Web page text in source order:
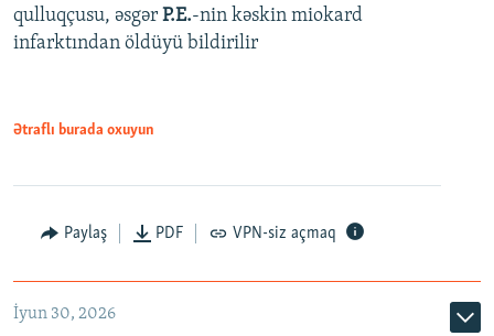
qulluqçusu, əsgər P.E.-nin kəskin miokard
infarktından öldüyü bildirilir
Ətraflı burada oxuyun
Paylaş PDF VPN-siz açmaq
İyun 30, 2026